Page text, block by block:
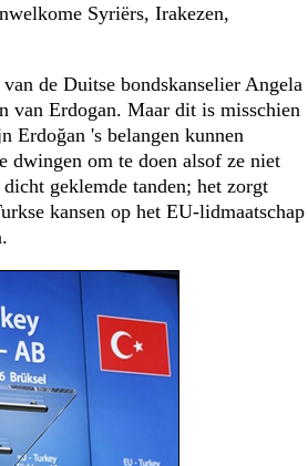
Syriërs, Irakezen,
de Duitse bondskanselier Angela
van Erdogan. Maar dit is misschien
Erdoğan 's belangen kunnen
dwingen om te doen alsof ze niet
geklemde tanden; het zorgt
kansen op het EU-lidmaatschap